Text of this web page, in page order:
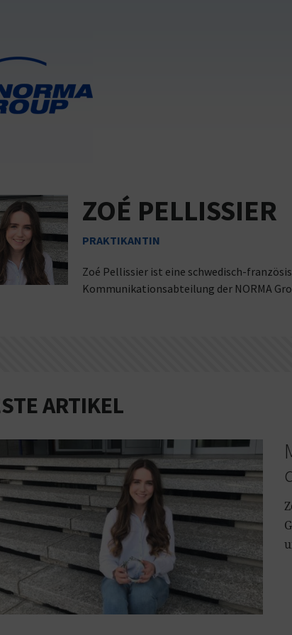
ZOÉ PELLISSIER
PRAKTIKANTIN
Zoé Pellissier ist eine schwedisch-
Kommunikationsabteilung der NORMA
ARTIKEL